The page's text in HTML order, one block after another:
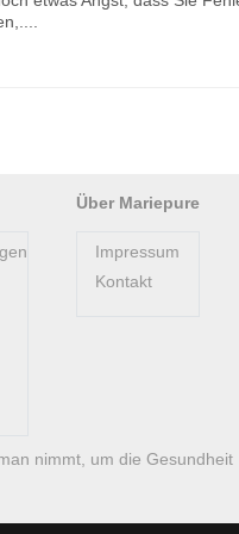
Über Mariepure
Impressum
Kontakt
nimmt, um die Gesundheit